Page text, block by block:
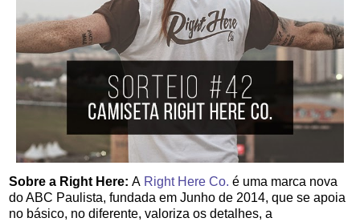
Sobre a Right Here: A Right Here Co. é uma marca nova
do ABC Paulista, fundada em Junho de 2014, que se apoia
no básico, no diferente, valoriza os detalhes, a